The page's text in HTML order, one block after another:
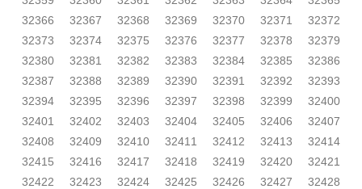
32366
32367 32368 32369 32370 32371
32372
32373
32374 32375 32376 32377 32378
32379
32380
32381 32382 32383 32384 32385
32386
32387
32388 32389 32390 32391 32392
32393
32394
32395 32396 32397 32398 32399
32400
32401
32402 32403 32404 32405 32406
32407
32408
32409 32410 32411 32412 32413
32414
32415
32416 32417 32418 32419 32420
32421
32422
32423 32424 32425 32426 32427
32428